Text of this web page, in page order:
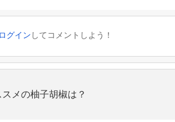
グイン してコメントしよう！
スメの柚子胡椒は？